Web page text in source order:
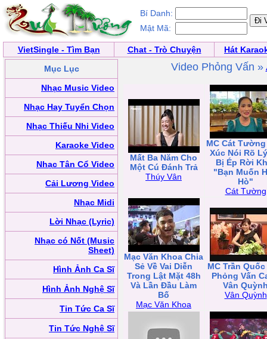
Bí Danh:
Mật Mã:
VietSingle - Tìm Bạn Chat - Trò Chuyện
Hát
Mục Lục
Nhạc Music Video
Nhạc Hay Tuyển Chọn
Nhạc Thiếu Nhi Video
Karaoke Video
Nhạc Tân Cổ Video
Cải Lương Video
Nhạc Midi
Lời Nhạc (Lyric)
Nhạc có Nốt (Music
Sheet)
Hình Ảnh Ca Sĩ
Hình Ảnh Nghệ Sĩ
Tin Tức Ca Sĩ
Tin Tức Nghệ Sĩ
Video Phỏng Vấn »
Mất Ba Năm Cho
Một Cú Đánh Trả
Thúy Vân
MC Cát
Xúc Nói Rõ
Bị Ép Rời
"Bạn Muốn
Hò"
Cát Tường
Mạc Văn Khoa Chia
Sẻ Về Vai Diễn
Trong Lật Mặt 48h
Và Lần Đầu Làm
Bố
Mạc Văn Khoa
MC Trần
Phỏng Vấn
Vân
Vân Quỳnh